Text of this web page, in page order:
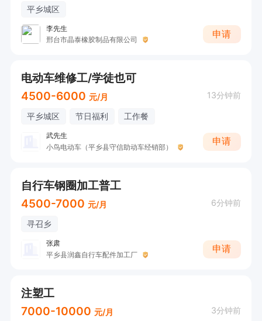
平乡城区
李先生
邢台市晶泰橡胶制品有限公司
申请
电动车维修工/学徒也可
4500-6000 元/月 13分钟前
平乡城区 节日福利 工作餐
武先生
小鸟电动车（平乡县守信助动车经销部）
申请
自行车钢圈加工普工
4500-7000 元/月 6分钟前
寻召乡
张肃
平乡县润鑫自行车配件加工厂
申请
注塑工
7000-10000 元/月 3分钟前